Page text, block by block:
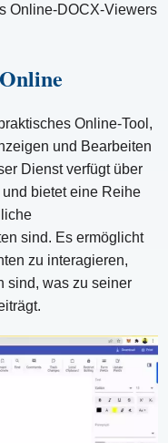
Online-DOCX-Viewers
Online-Tool,
und Bearbeiten
Dienst verfügt über
bietet eine Reihe
sind. Es ermöglicht
zu interagieren,
sind, was zu seiner